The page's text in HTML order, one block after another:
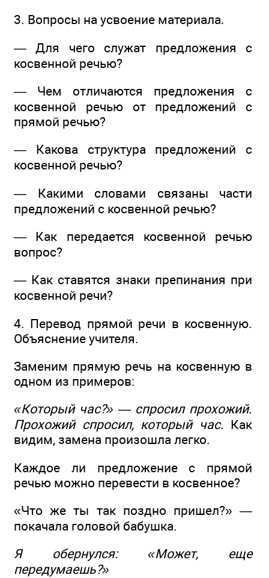
3. Вопросы на усвоение материала.
— Для чего служат предложения с
косвенной речью?
— Чем отличаются предложения с
косвенной речью от предложений с
прямой речью?
— Какова структура предложений с
косвенной речью?
— Какими словами связаны части
предложений с косвенной речью?
— Как передается косвенной речью
вопрос?
— Как ставятся знаки препинания при
косвенной речи?
4. Перевод прямой речи в косвенную.
Объяснение учителя.
Заменим прямую речь на косвенную в
одном из примеров:
«Который час?» — спросил прохожий.
Прохожий спросил, который час. Как
видим, замена произошла легко.
Каждое ли предложение с прямой
речью можно перевести в косвенное?
«Что же ты так поздно пришел?» —
покачала головой бабушка.
Я обернулся: «Может, еще
передумаешь?»